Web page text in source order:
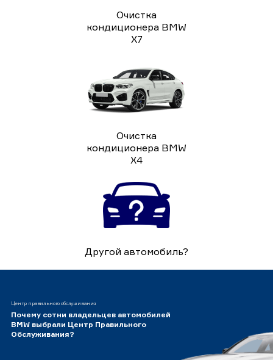
Очистка
кондиционера BMW
X7
Очистка
кондиционера BMW
X4
Другой автомобиль?
Центр правильного обслуживания
Почему сотни владельцев автомобилей
BMW выбрали Центр Правильного
Обслуживания?